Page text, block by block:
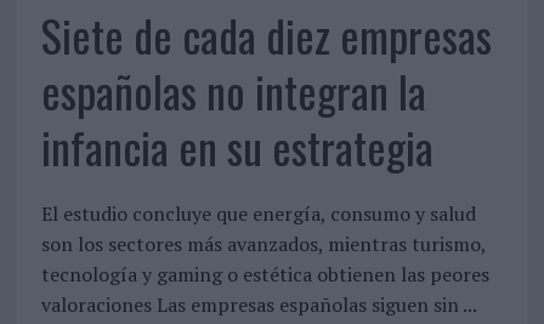
Siete de cada diez empresas
españolas no integran la
infancia en su estrategia
El estudio concluye que energía, consumo y salud
son los sectores más avanzados, mientras turismo,
tecnología y gaming o estética obtienen las peores
valoraciones Las empresas españolas siguen sin ...